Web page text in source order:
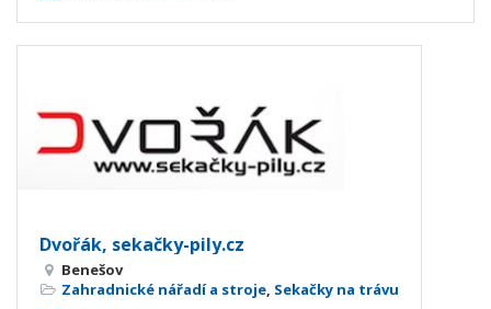
Dvořák, sekačky-pily.cz
Benešov
Zahradnické nářadí a stroje, Sekačky na trávu